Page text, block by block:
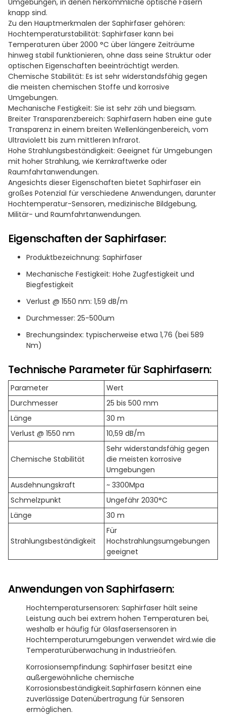
Umgebungen, in denen herkömmliche optische Fasern
knapp sind.
Zu den Hauptmerkmalen der Saphirfaser gehören:
Hochtemperaturstabilität: Saphirfaser kann bei
Temperaturen über 2000 °C über längere Zeiträume
hinweg stabil funktionieren, ohne dass seine Struktur oder
optischen Eigenschaften beeinträchtigt werden.
Chemische Stabilität: Es ist sehr widerstandsfähig gegen
die meisten chemischen Stoffe und korrosive
Umgebungen.
Mechanische Festigkeit: Sie ist sehr zäh und biegsam.
Breiter Transparenzbereich: Saphirfasern haben eine gute
Transparenz in einem breiten Wellenlängenbereich, vom
Ultraviolett bis zum mittleren Infrarot.
Hohe Strahlungsbeständigkeit: Geeignet für Umgebungen
mit hoher Strahlung, wie Kernkraftwerke oder
Raumfahrtanwendungen.
Angesichts dieser Eigenschaften bietet Saphirfaser ein
großes Potenzial für verschiedene Anwendungen, darunter
Hochtemperatur-Sensoren, medizinische Bildgebung,
Militär- und Raumfahrtanwendungen.
Eigenschaften der Saphirfaser:
Produktbezeichnung: Saphirfaser
Mechanische Festigkeit: Hohe Zugfestigkeit und
Biegfestigkeit
Verlust @ 1550 nm: 1,59 dB/m
Durchmesser: 25-500um
Brechungsindex: typischerweise etwa 1,76 (bei 589
Nm)
Technische Parameter für Saphirfasern:
Parameter
Wert
Durchmesser
25 bis 500 mm
Länge
30 m
Verlust @ 1550 nm
10,59 dB/m
Chemische Stabilität
Sehr widerstandsfähig gegen
die meisten korrosive
Umgebungen
Ausdehnungskraft
~ 3300Mpa
Schmelzpunkt
Ungefähr 2030°C
Länge
30 m
Strahlungsbeständigkeit
Für
Hochstrahlungsumgebungen
geeignet
Anwendungen von Saphirfasern:
Hochtemperatursensoren: Saphirfaser hält seine
Leistung auch bei extrem hohen Temperaturen bei,
weshalb er häufig für Glasfasersensoren in
Hochtemperaturumgebungen verwendet wird.wie die
Temperaturüberwachung in Industrieöfen.
Korrosionsempfindung: Saphirfaser besitzt eine
außergewöhnliche chemische
Korrosionsbeständigkeit.Saphirfasern können eine
zuverlässige Datenübertragung für Sensoren
ermöglichen.